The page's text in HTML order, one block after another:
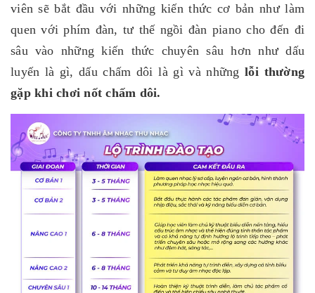
viên sẽ bắt đầu với những kiến thức cơ bản như làm
quen với phím đàn, tư thế ngồi đàn piano cho đến đi
sâu vào những kiến thức chuyên sâu hơn như dấu
luyến là gì, dấu chấm dôi là gì và nhữnglỗi thường
gặp khi chơi nốt chấm dôi.